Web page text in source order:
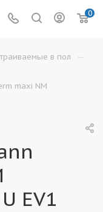
0
в пол —
maxi NM
EV1